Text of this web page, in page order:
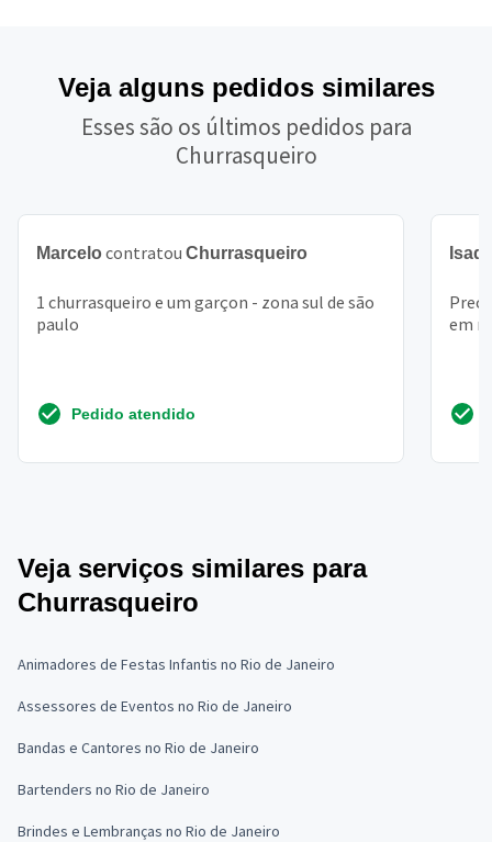
Veja alguns pedidos similares
Esses são os últimos pedidos para
Churrasqueiro
Marcelo contratou Churrasqueiro
1 churrasqueiro e um garçon - zona sul de são
paulo
Pedido atendido
em
Veja serviços similares para
Churrasqueiro
Animadores de Festas Infantis no Rio de Janeiro
Assessores de Eventos no Rio de Janeiro
Bandas e Cantores no Rio de Janeiro
Bartenders no Rio de Janeiro
Brindes e Lembranças no Rio de Janeiro